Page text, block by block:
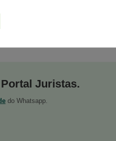
Juristas.
do Whatsapp.